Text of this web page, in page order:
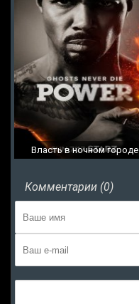
Власть в ночном городе
Комментарии (0)